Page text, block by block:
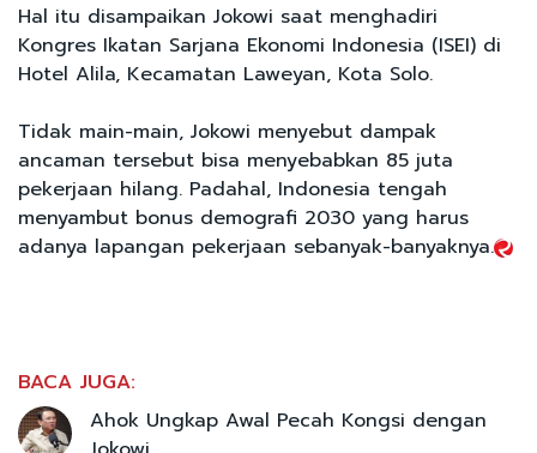
Hal itu disampaikan Jokowi saat menghadiri
Kongres Ikatan Sarjana Ekonomi Indonesia (ISEI) di
Hotel Alila, Kecamatan Laweyan, Kota Solo.
Tidak main-main, Jokowi menyebut dampak
ancaman tersebut bisa menyebabkan 85 juta
pekerjaan hilang. Padahal, Indonesia tengah
menyambut bonus demografi 2030 yang harus
adanya lapangan pekerjaan sebanyak-banyaknya.
BACA JUGA:
Ahok Ungkap Awal Pecah Kongsi dengan